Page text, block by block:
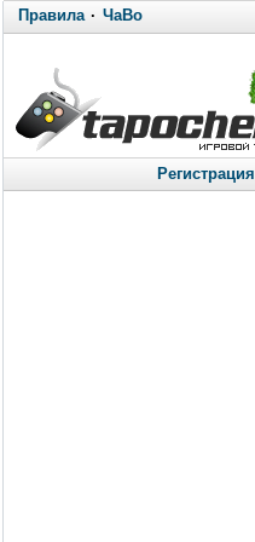
Правила· ЧаВо
Регистрация